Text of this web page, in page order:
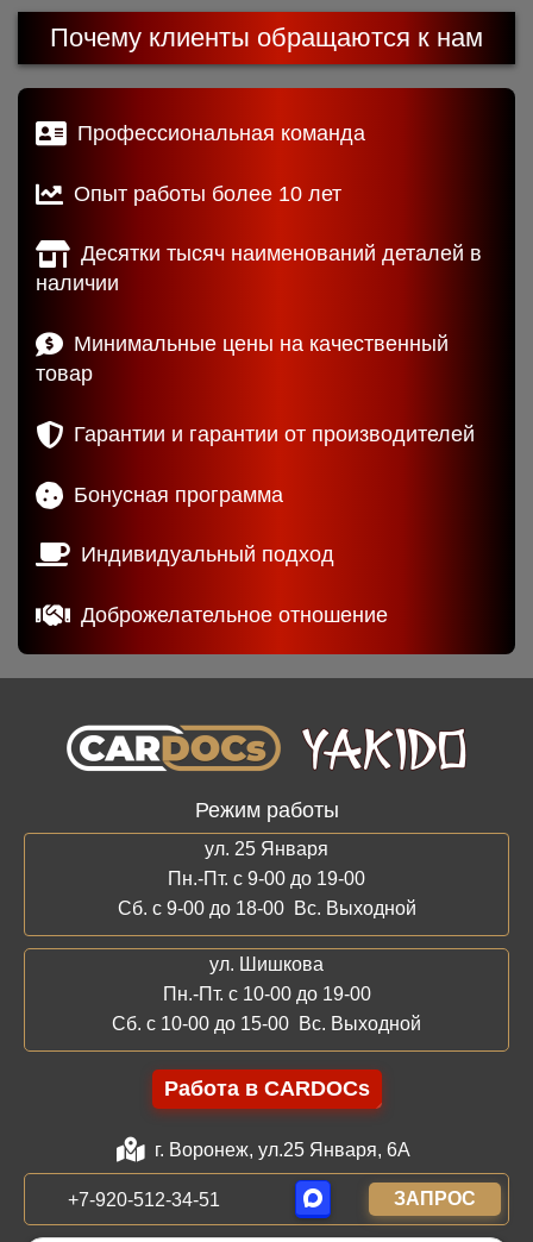
Почему клиенты обращаются к нам
Профессиональная команда
Опыт работы более 10 лет
Десятки тысяч наименований деталей в
наличии
Минимальные цены на качественный
товар
Гарантии и гарантии от производителей
Бонусная программа
Индивидуальный подход
Доброжелательное отношение
Режим работы
ул. 25 Января
Пн.-Пт. с 9-00 до 19-00
Сб. с 9-00 до 18-00 Вс. Выходной
ул. Шишкова
Пн.-Пт. с 10-00 до 19-00
Сб. с 10-00 до 15-00 Вс. Выходной
Работа в CARDOCs
г. Воронеж, ул.25 Января, 6А
+7-920-512-34-51 ЗАПРОС